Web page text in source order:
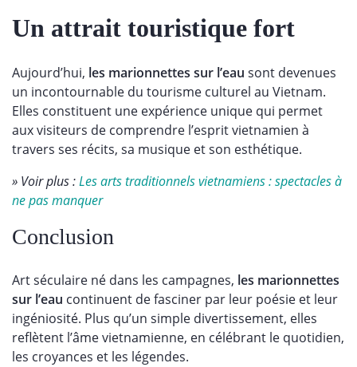
Un attrait touristique fort
Aujourd’hui, les marionnettes sur l’eau sont devenues
un incontournable du tourisme culturel au Vietnam.
Elles constituent une expérience unique qui permet
aux visiteurs de comprendre l’esprit vietnamien à
travers ses récits, sa musique et son esthétique.
» Voir plus :Les arts traditionnels vietnamiens : spectacles à
ne pas manquer
Conclusion
Art séculaire né dans les campagnes, les marionnettes
sur l’eau continuent de fasciner par leur poésie et leur
ingéniosité. Plus qu’un simple divertissement, elles
reflètent l’âme vietnamienne, en célébrant le quotidien,
les croyances et les légendes.